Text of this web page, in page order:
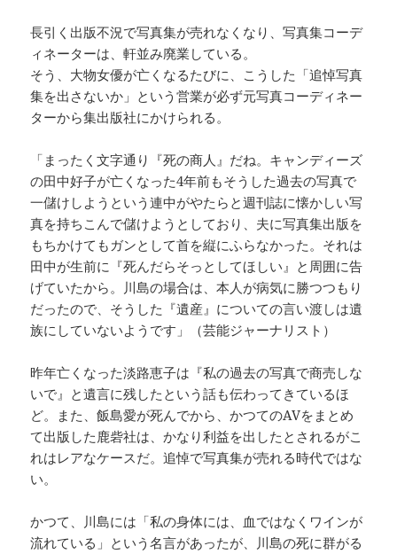
長引く出版不況で写真集が売れなくなり、写真集コーデ
ィネーターは、軒並み廃業している。
そう、大物女優が亡くなるたびに、こうした「追悼写真
集を出さないか」という営業が必ず元写真コーディネー
ターから集出版社にかけられる。
「まったく文字通り『死の商人』だね。キャンディーズ
の田中好子が亡くなった4年前もそうした過去の写真で
一儲けしようという連中がやたらと週刊誌に懐かしい写
真を持ちこんで儲けようとしており、夫に写真集出版を
もちかけてもガンとして首を縦にふらなかった。それは
田中が生前に『死んだらそっとしてほしい』と周囲に告
げていたから。川島の場合は、本人が病気に勝つつもり
だったので、そうした『遺産』についての言い渡しは遺
族にしていないようです」（芸能ジャーナリスト）
昨年亡くなった淡路恵子は『私の過去の写真で商売しな
いで』と遺言に残したという話も伝わってきているほ
ど。また、飯島愛が死んでから、かつてのAVをまとめ
て出版した鹿砦社は、かなり利益を出したとされるがこ
れはレアなケースだ。追悼で写真集が売れる時代ではな
い。
かつて、川島には「私の身体には、血ではなくワインが
流れている」という名言があったが、川島の死に群がる